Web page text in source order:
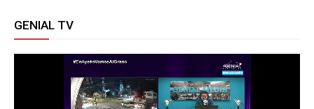
GENIAL TV